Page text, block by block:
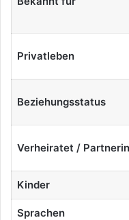
Privatleben
Beziehungsstatus
Verheiratet / Partnerin
Kinder
Sprachen